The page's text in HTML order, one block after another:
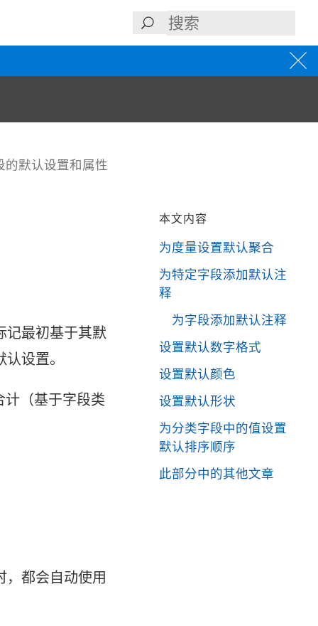
的默认设置和属性
记最初基于其默
设置。
计（基于字段类
，都会自动使用
本文内容
为度量设置默认聚合
为特定字段添加默认注
释
为字段添加默认注释
设置默认数字格式
设置默认颜色
设置默认形状
为分类字段中的值设置
默认排序顺序
此部分中的其他文章